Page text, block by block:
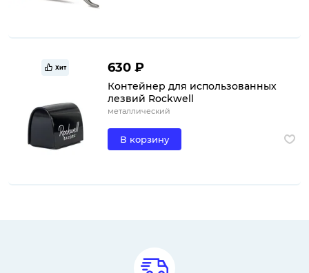
Хит 630 ₽
Контейнер для использованных
лезвий Rockwell
металлический
В корзину